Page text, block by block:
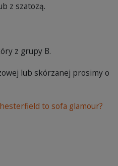
z szatozą.
z grupy B.
lub skórzanej prosimy o
to sofa glamour?